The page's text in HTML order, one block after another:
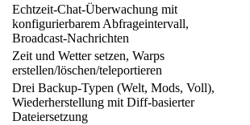
Echtzeit-Chat-Überwachung mit
konfigurierbarem Abfrageintervall,
Broadcast-Nachrichten
Zeit und Wetter setzen, Warps
erstellen/löschen/teleportieren
Drei Backup-Typen (Welt, Mods, Voll),
Wiederherstellung mit Diff-basierter
Dateiersetzung